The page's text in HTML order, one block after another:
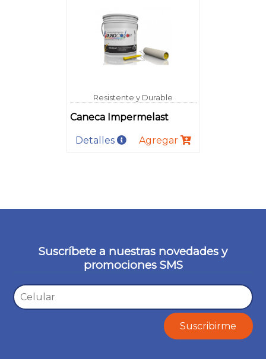
Resistente y Durable
Caneca Impermelast
Detalles Agregar
Suscríbete a nuestras novedades y
promociones SMS